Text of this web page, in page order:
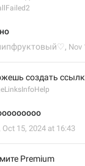
, Nov
создать
Oct 15, 2024 at 16:43
Premium